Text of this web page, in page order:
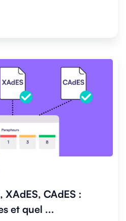
XAdES, CAdES :
et quel ...